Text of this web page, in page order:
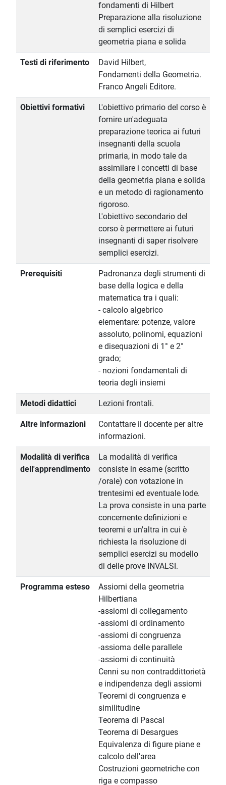
fondamenti di Hilbert
Preparazione alla risoluzione
di semplici esercizi di
geometria piana e solida
Testi di riferimento
David Hilbert,
Fondamenti della Geometria.
Franco Angeli Editore.
Obiettivi formativi
L'obiettivo primario del corso è
fornire un'adeguata
preparazione teorica ai futuri
insegnanti della scuola
primaria, in modo tale da
assimilare i concetti di base
della geometria piana e solida
e un metodo di ragionamento
rigoroso.
L'obiettivo secondario del
corso è permettere ai futuri
insegnanti di saper risolvere
semplici esercizi.
Prerequisiti
Padronanza degli strumenti di
base della logica e della
matematica tra i quali:
- calcolo algebrico
elementare: potenze, valore
assoluto, polinomi, equazioni
e disequazioni di 1° e 2°
grado;
- nozioni fondamentali di
teoria degli insiemi
Metodi didattici Lezioni frontali.
Altre informazioni
Contattare il docente per altre
informazioni.
Modalità di verifica
dell'apprendimento
La modalità di verifica
consiste in esame (scritto
/orale) con votazione in
trentesimi ed eventuale lode.
La prova consiste in una parte
concernente definizioni e
teoremi e un'altra in cui è
richiesta la risoluzione di
semplici esercizi su modello
di delle prove INVALSI.
Programma esteso
Assiomi della geometria
Hilbertiana
-assiomi di collegamento
-assiomi di ordinamento
-assiomi di congruenza
-assioma delle parallele
-assiomi di continuità
Cenni su non contraddittorietà
e indipendenza degli assiomi
Teoremi di congruenza e
similitudine
Teorema di Pascal
Teorema di Desargues
Equivalenza di figure piane e
calcolo dell'area
Costruzioni geometriche con
riga e compasso